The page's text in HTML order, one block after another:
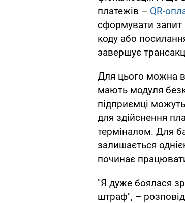
платежів – QR-
сформувати запит
коду або
завершує
Для цього можна
мають модуля
підприємці
для здійснення
терміналом. Для
залишається
починає
"Я дуже боялася
штраф", –